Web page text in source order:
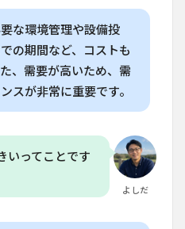
な環境管理や設備投
の期間など、コストも
、需要が高いため、需
スが非常に重要です。
よしだ
いってことです